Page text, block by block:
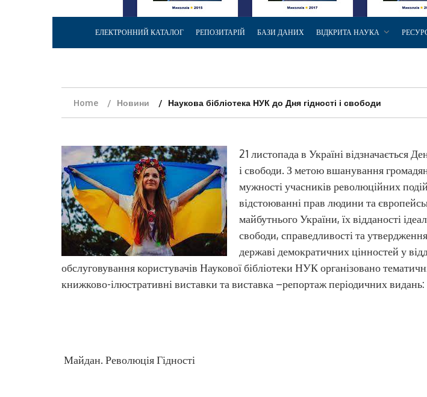
ЕЛЕКТРОННИЙ КАТАЛОГ РЕПОЗИТАРІЙ БАЗИ ДАНИХ ВІДКРИТА НАУКА
Home Новини Наукова бібліотека НУК до Дня гідності і свободи
21 листопада в Україні відзначається
і свободи. З метою вшанування
мужності учасників революційних
відстоюванні прав людини та
майбутнього України, їх відданості
свободи, справедливості та
державі демократичних цінностей у
обслуговування користувачів Наукової бібліотеки НУК організовано
книжково-ілюстративні виставки та виставка –репортаж періодичних видань:
Майдан. Революція Гідності